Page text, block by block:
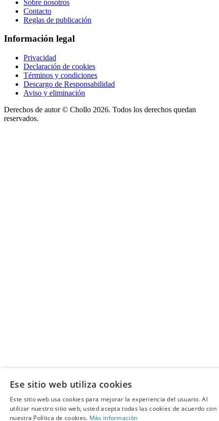
Sobre nosotros
Contacto
Reglas de publicación
Información legal
Privacidad
Declaración de cookies
Términos y condiciones
Descargo de Responsabilidad
Aviso y eliminación
Derechos de autor © Chollo 2026. Todos los derechos quedan
reservados.
Ese sitio web utiliza cookies
Este sitio web usa cookies para mejorar la experiencia del usuario. Al
utilizar nuestro sitio web, usted acepta todas las cookies de acuerdo con
nuestra Política de cookies. Más información